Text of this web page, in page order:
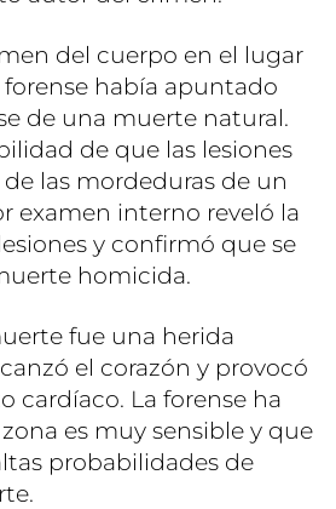
del cuerpo en el lugar
forense había apuntado
de una muerte natural.
de que las lesiones
las mordeduras de un
examen interno reveló la
y confirmó que se
homicida.
fue una herida
el corazón y provocó
cardíaco. La forense ha
es muy sensible y que
probabilidades de